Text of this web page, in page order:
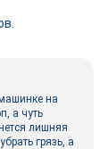
на
а чуть
лишняя
грязь, а